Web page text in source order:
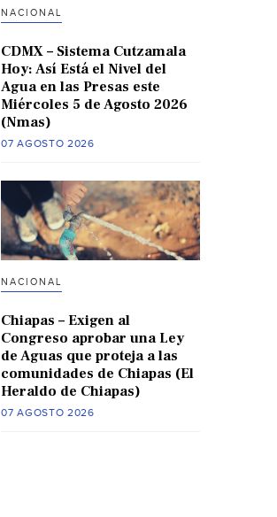
NACIONAL
CDMX – Sistema Cutzamala
Hoy: Así Está el Nivel del
Agua en las Presas este
Miércoles 5 de Agosto 2026
(Nmas)
07 AGOSTO 2026
NACIONAL
Chiapas – Exigen al
Congreso aprobar una Ley
de Aguas que proteja a las
comunidades de Chiapas (El
Heraldo de Chiapas)
07 AGOSTO 2026